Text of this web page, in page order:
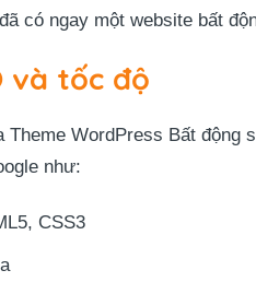
có ngay một website bất
và tốc độ
WordPress Bất động
như:
CSS3